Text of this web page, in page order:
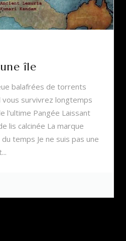
île
balafrées de torrents
vous survivrez longtemps
l'ultime Pangée Laissant
lis calcinée La marque
temps Je ne suis pas une